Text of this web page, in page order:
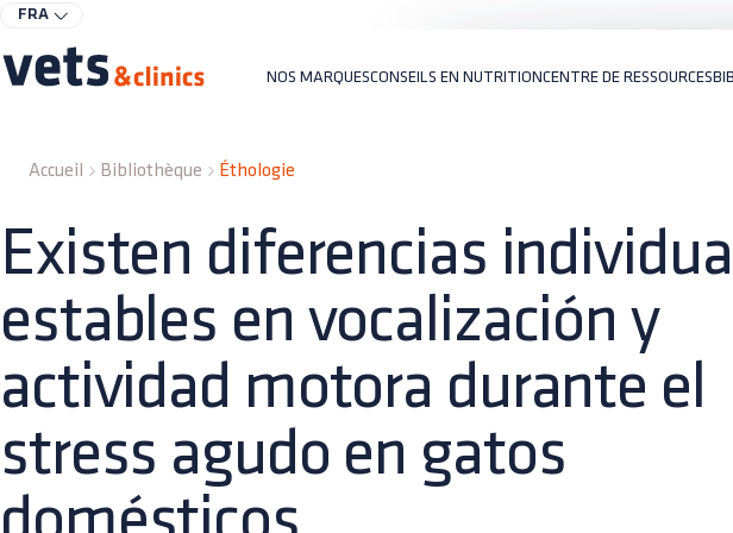
FRA
NOS MARQUESCONSEILS EN NUTRITIONCENTRE DE RESSOURCES
Accueil Bibliothèque Éthologie
Existen diferencias
estables en vocalización y
actividad motora durante el
stress agudo en gatos